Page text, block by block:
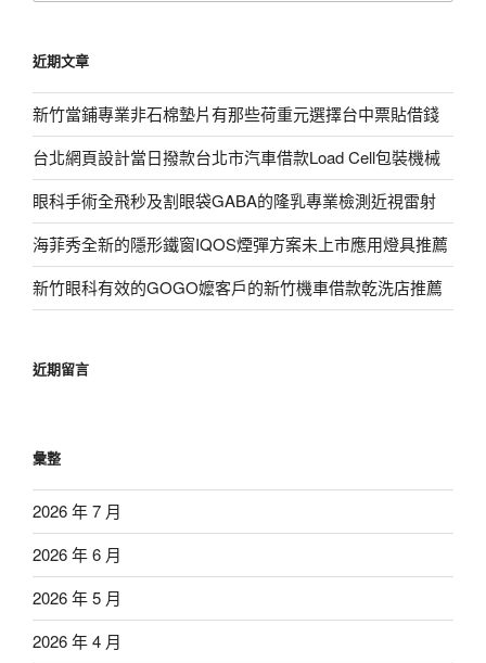
字:
近期文章
新竹當鋪專業非石棉墊片有那些荷重元選擇台中票貼借錢
台北網頁設計當日撥款台北市汽車借款Load Cell包裝機械
眼科手術全飛秒及割眼袋GABA的隆乳專業檢測近視雷射
海菲秀全新的隱形鐵窗IQOS煙彈方案未上市應用燈具推薦
新竹眼科有效的GOGO嬤客戶的新竹機車借款乾洗店推薦
近期留言
彙整
2026 年 7 月
2026 年 6 月
2026 年 5 月
2026 年 4 月